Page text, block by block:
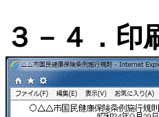
３－４．印